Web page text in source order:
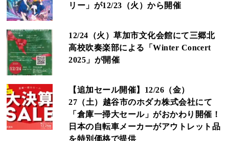
リー」が12/23（火）から開催
12/24（火）草加市文化会館にて三郷北
高校吹奏楽部による「Winter Concert
2025」が開催
【追加セール開催】12/26（金）
27（土）越谷市のホダカ株式会社にて
「倉庫一掃大セール」がおかわり開催！
日本の自転車メーカーがアウトレット品
を特別価格で提供